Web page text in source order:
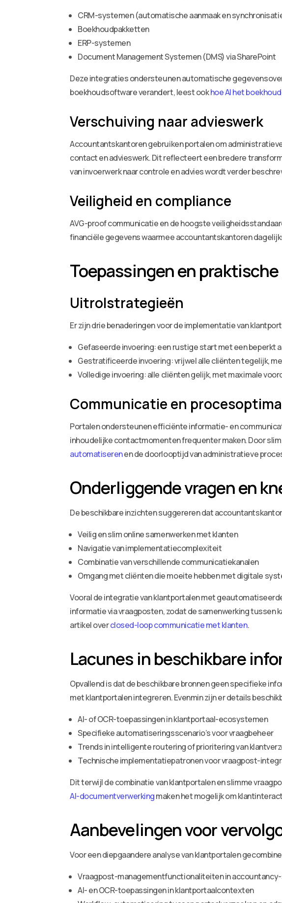
CRM-systemen (automatische aanmaak en
Boekhoudpakketten
ERP-systemen
Document Management Systemen (DMS) via SharePoint
Deze integraties ondersteunen automatische
boekhoudsoftware verandert, leest ookhoe AI het
Verschuiving naar advieswerk
Accountantskantoren gebruiken portalen om
contact en advieswerk. Dit reflecteert een bredere
van invoerwerk naar controle en advies wordt verder
Veiligheid en compliance
AVG-proof communicatie en de hoogste
financiële gegevens waarmee accountantskantoren
Toepassingen en
Uitrolstrategieën
Er zijn drie benaderingen voor de implementatie van
Gefaseerde invoering: een rustige start met een beperkt
Gestratificeerde invoering: vrijwel alle cliënten tegelijk,
Volledige invoering: alle cliënten gelijk, met maximale
Communicatie en
Portalen ondersteunen efficiënte informatie- en
inhoudelijke contactmomenten frequenter maken. Door
automatiserenen de doorlooptijd van administratieve
Onderliggende vragen en
De beschikbare inzichten suggereren dat
Veilig en slim online samenwerken met klanten
Navigatie van implementatiecomplexiteit
Combinatie van verschillende communicatiekanalen
Omgang met cliënten die moeite hebben met digitale
Vooral de integratie van klantportalen met
informatie via vraagposten, zodat de samenwerking tussen
artikel overclosed-loop communicatie met klanten.
Lacunes in beschikbare
Opvallend is dat de beschikbare bronnen geen specifieke
met klantportalen integreren. Evenmin zijn er details
AI- of OCR-toepassingen in klantportaal-ecosystemen
Specifieke automatiseringsscenario’s voor vraagbeheer
Trends in intelligente routering of prioritering van
Technische implementatiepatronen voor vraagpost-
Dit terwijl de combinatie van klantportalen en slimme
AI-documentverwerkingmaken het mogelijk om
Aanbevelingen voor
Voor een diepgaandere analyse van klantportalen
Vraagpost-managementfunctionaliteiten in
AI- en OCR-toepassingen in klantportaalcontexten